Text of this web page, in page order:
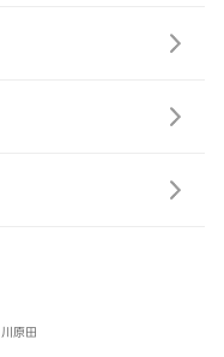
川原田